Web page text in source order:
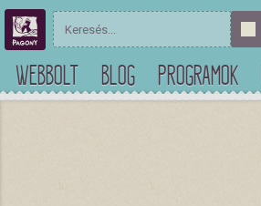
WEBBOLT BLOG PROGRAMOK